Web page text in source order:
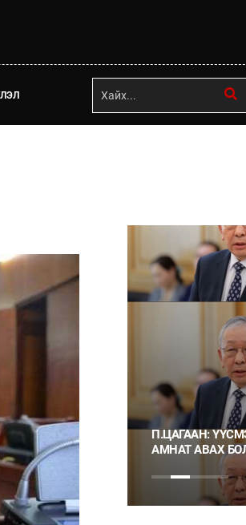
ТҮЛШ
ЦЭГ
П.ЦАГААН:
АМНАТ АВАХ
ШИГЭЭ ТУСГАЙ
ЗӨВШӨӨРӨЛТЭЙ
ХЭРЭГТЭЙ